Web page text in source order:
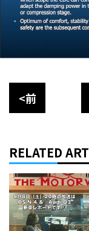
<前
RELATED